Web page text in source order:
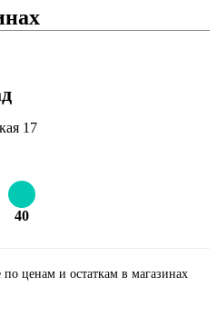
17
40
ценам и остаткам в магазинах